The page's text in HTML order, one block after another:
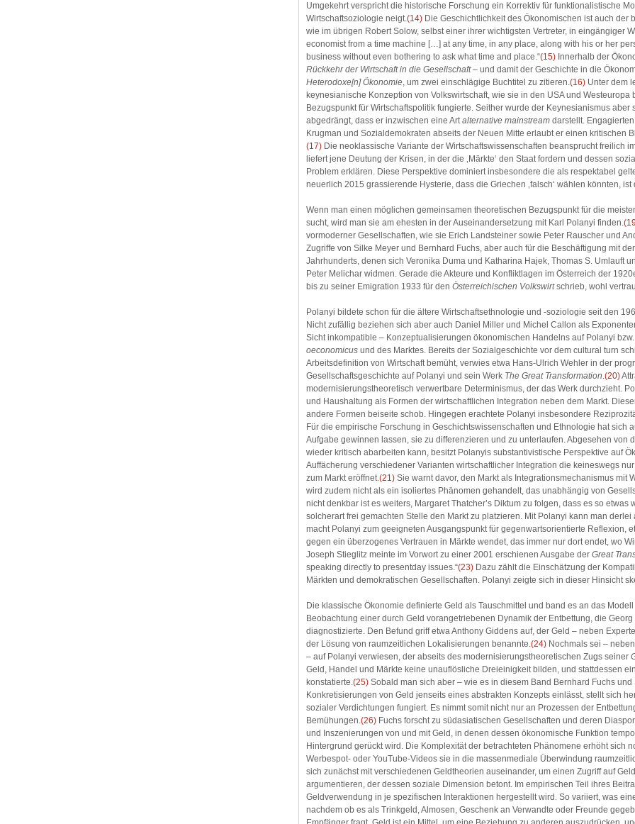
Umgekehrt verspricht die historische Forschung ein Korrektiv für funktionalistische
Wirtschaftsoziologie neigt.(14) Die Geschichtlichkeit des Ökonomischen ist auch
wie im übrigen Robert Solow, selbst einer ihrer wichtigsten Vertreter, in eingängiger
economist from a time machine […] at any time, in any place, along with his or her
business without even bothering to ask what time and place.“(15) Innerhalb der
Rückkehr der Wirtschaft in die Gesellschaft– und damit der Geschichte in die
Heterodoxe[n] Ökonomie, um zwei einschlägige Buchtitel zu zitieren.(16) Unter dem
keynesianische Konzeption von Volkswirtschaft, wie sie in den USA und
Bezugspunkt für Wirtschaftspolitik fungierte. Seither wurde der Keynesianismus aber
abgedrängt, dass er inzwischen eine Artalternative mainstream darstellt.
Krugman und Sozialdemokraten abseits der Neuen Mitte erlaubt er einen kritischen
(17) Die neoklassische Variante der Wirtschaftswissenschaften beansprucht freilich
liefert jene Deutung der Krisen, in der die ‚Märkte‘ den Staat fordern und dessen
Problem erklären. Diese Perspektive dominiert insbesondere die als respektabel
neuerlich 2015 grassierende Hysterie, dass die Griechen ‚falsch‘ wählen könnten,
Wenn man einen möglichen gemeinsamen theoretischen Bezugspunkt für die
sucht, wird man sie am ehesten in der Auseinandersetzung mit Karl Polanyi finden.
vormoderner Gesellschaften, wie sie Erich Landsteiner sowie Peter Rauscher und
Zugriffe von Silke Meyer und Bernhard Fuchs, aber auch für die Beschäftigung mit
Jahrhunderts, denen sich Veronika Duma und Katharina Hajek, Thomas S. Umlauft
Peter Melichar widmen. Gerade die Akteure und Konfliktlagen im Österreich der
bis zu seiner Emigration 1933 für den Österreichischen Volkswirtschrieb, wohl
Polanyi bildete schon für die ältere Wirtschaftsethnologie und -soziologie seit den
Nicht zufällig beziehen sich aber auch Daniel Miller und Michel Callon als
Sicht inkompatible – Konzeptualisierungen ökonomischen Handelns auf Polanyi
oeconomicus und des Marktes. Bereits der Sozialgeschichte vor dem cultural turn
Arbeitsdefinition von Wirtschaft bemüht, verwies etwa Hans-Ulrich Wehler in der
Gesellschaftsgeschichte auf Polanyi und sein Werk The Great Transformation.(20)
modernisierungstheoretisch verwertbare Determinismus, der das Werk durchzieht.
und Haushaltung als Formen der wirtschaftlichen Integration neben dem Markt.
andere Formen beiseite schob. Hingegen erachtete Polanyi insbesondere
Für die empirische Forschung in Geschichtswissenschaften und Ethnologie hat sich
Aufgabe gewinnen lassen, sie zu differenzieren und zu unterlaufen. Abgesehen von
wieder kritisch abarbeiten kann, besitzt Polanyis substantivistische Perspektive auf
Auffächerung verschiedener Varianten wirtschaftlicher Integration die keineswegs
zum Markt eröffnet.(21) Sie warnt davor, den Markt als Integrationsmechanismus mit
wird zudem nicht als ein isoliertes Phänomen gehandelt, das unabhängig von
nicht denkbar ist es weiters, Margaret Thatcher’s Diktum zu folgen, dass es so
solcherart frei gemachten Stelle den Markt zu platzieren. Mit Polanyi kann man
macht Polanyi zum geeigneten Ausgangspunkt für gegenwartsorientierte Reflexion,
gegen ein überzogenes Vertrauen in Märkte wendet, das immer nur dort endet, wo
Joseph Stieglitz meinte im Vorwort zu einer 2001 erschienen Ausgabe der Great
speaking directly to present­day issues.“(23) Dazu zählt die Einschätzung der
Märkten und demokratischen Gesellschaften. Polanyi zeigte sich in dieser Hinsicht
Die klassische Ökonomie definierte Geld als Tauschmittel und band es an das
Beobachtung einer durch Geld vorangetriebenen Dynamik der Entbettung, die
diagnostizierte. Den Befund griff etwa Anthony Giddens auf, der Geld – ­neben
der Lösung von raumzeitlichen Lokalisierungen benannte.(24) Nochmals sei –
– auf Polanyi verwiesen, der abseits des modernisierungstheoretischen Zugs seiner
Geld, Handel und Märkte keine unauflösliche Dreieinigkeit bilden, und stattdessen
konstatierte.(25) Sobald man sich aber – wie es in diesem Band Bernhard Fuchs
Konkretisierungen von Geld jenseits eines abstrakten Konzepts einlässt, stellt sich
sozialer Verdichtungen fungiert. Es nimmt somit nicht nur an Prozessen der
Bemühungen.(26) Fuchs forscht zu südasiatischen Gesellschaften und deren
und Inszenierungen von und mit Geld, in denen dessen ökonomische Funktion
Hintergrund gerückt wird. Die Komplexität der betrachteten Phänomene erhöht sich
Werbespot- oder YouTube-Videos sie in die massenmediale Überwindung
sich zunächst mit verschiedenen Geldtheorien auseinander, um einen Zugriff auf
argumentieren, der dessen soziale Dimension betont. Im empirischen Teil ihres
Geldverwendung in je spezifischen Interaktionen hergestellt wird. So variiert, was
nachdem ob es als Trinkgeld, Almosen, Geschenk an Verwandte oder Freunde